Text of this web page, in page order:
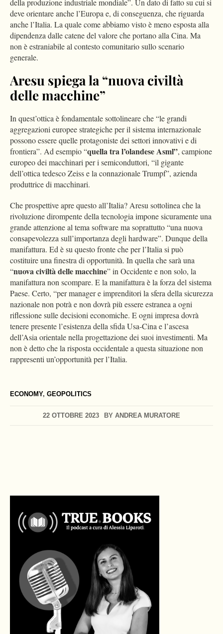
ECONOMY, GEOPOLITICS
22 OTTOBRE 2023 BY ANDREA MURATORE
della produzione industriale mondiale”. Un dato di fatto su cui si
deve orientare anche l’Europa e, di conseguenza, che riguarda
anche l’Italia. La quale come abbiamo visto è meno esposta alla
dipendenza dalle catene del valore che portano alla Cina. Ma
non è estraniabile al contesto comunitario sullo scenario
generale.
Aresu spiega la “nuova civiltà
delle macchine”
In quest’ottica è fondamentale sottolineare che “le grandi
aggregazioni europee strategiche per il sistema internazionale
possono essere quelle protagoniste dei settori innovativi e di
frontiera”. Ad esempio “quella tra l’olandese Asml”, campione
europeo dei macchinari per i semiconduttori, “il gigante
dell’ottica tedesco Zeiss e la connazionale Trumpf”, azienda
produttrice di macchinari.
Che prospettive apre questo all’Italia? Aresu sottolinea che la
rivoluzione dirompente della tecnologia impone sicuramente una
grande attenzione al tema software ma soprattutto “una nuova
consapevolezza sull’importanza degli hardware”. Dunque della
manifattura. Ed è su questo fronte che per l’Italia si può
costituire una finestra di opportunità. In quella che sarà una
“nuova civiltà delle macchine” in Occidente e non solo, la
manifattura non scompare. E la manifattura è la forza del sistema
Paese. Certo, “per manager e imprenditori la sfera della sicurezza
nazionale non potrà e non dovrà più essere estranea a ogni
riflessione sulle decisioni economiche. E ogni impresa dovrà
tenere presente l’esistenza della sfida Usa-Cina e l’ascesa
dell’Asia orientale nella progettazione dei suoi investimenti. Ma
non è detto che la risposta occidentale a questa situazione non
rappresenti un’opportunità per l’Italia.